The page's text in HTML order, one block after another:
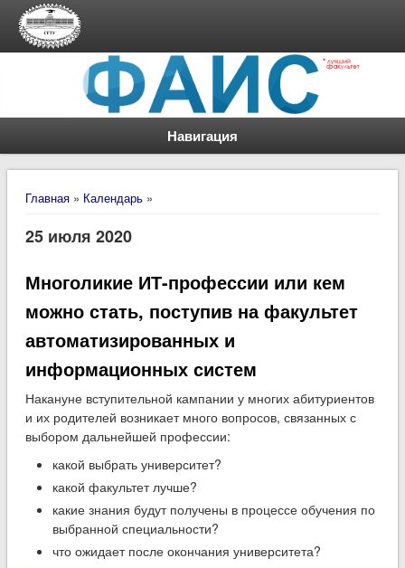
Навигация
Вы здесь
Главная» Календарь»
25 июля 2020
Многоликие ИТ-профессии или кем
можно стать, поступив на факультет
автоматизированных и
информационных систем
Накануне вступительной кампании у многих абитуриентов
и их родителей возникает много вопросов, связанных с
выбором дальнейшей профессии:
какой выбрать университет?
какой факультет лучше?
какие знания будут получены в процессе обучения по
выбранной специальности?
что ожидает после окончания университета?